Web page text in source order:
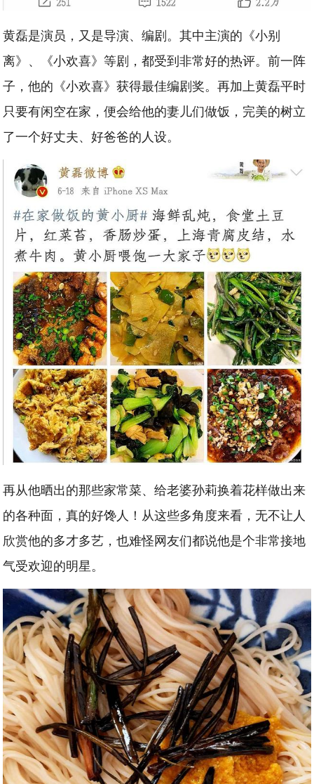
黄磊是演员，又是导演、编剧。其中主演的《小别
离》、《小欢喜》等剧，都受到非常好的热评。前一阵
子，他的《小欢喜》获得最佳编剧奖。再加上黄磊平时
只要有闲空在家，便会给他的妻儿们做饭，完美的树立
了一个好丈夫、好爸爸的人设。
再从他晒出的那些家常菜、给老婆孙莉换着花样做出来
的各种面，真的好馋人！从这些多角度来看，无不让人
欣赏他的多才多艺，也难怪网友们都说他是个非常接地
气受欢迎的明星。